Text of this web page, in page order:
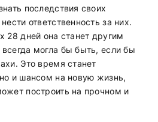
последствия своих
ответственность за них.
28 дней она станет другим
могла бы быть, если бы
Это время станет
и шансом на новую жизнь,
построить на прочном и